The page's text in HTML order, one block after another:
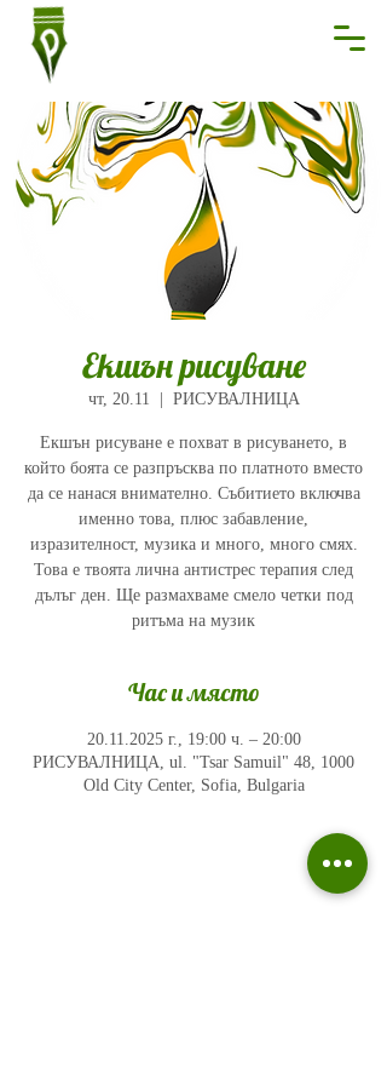
Екшън рисуване
чт, 20.11 РИСУВАЛНИЦА
Екшън рисуване е похват в рисуването, в
който боята се разпръсква по платното вместо
да се нанася внимателно. Събитието включва
именно това, плюс забавление,
изразителност, музика и много, много смях.
Това е твоята лична антистрес терапия след
дълъг ден. Ще размахваме смело четки под
ритъма на музик
Час и място
20.11.2025 г., 19:00 ч. – 20:00
РИСУВАЛНИЦА, ul. "Tsar Samuil" 48, 1000
Old City Center, Sofia, Bulgaria